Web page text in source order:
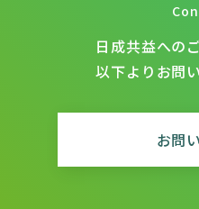
日成共益への
以下よりお問
お問